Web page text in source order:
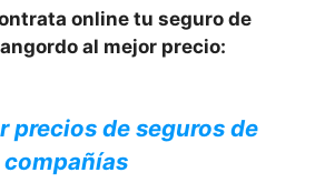
online tu seguro de
al mejor precio:
precios de seguros de